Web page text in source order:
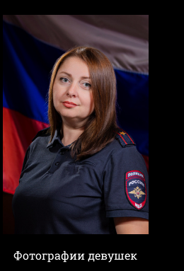
Фотографии девушек